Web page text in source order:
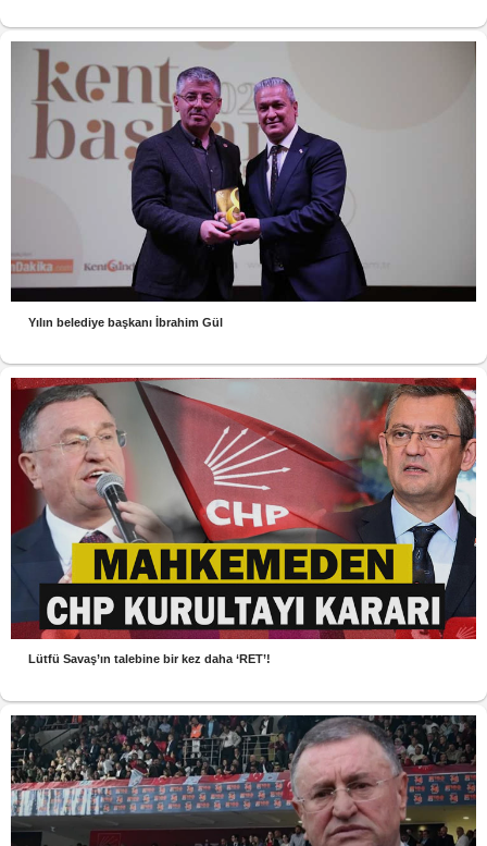
Yılın belediye başkanı İbrahim Gül
Lütfü Savaş’ın talebine bir kez daha ‘RET’!